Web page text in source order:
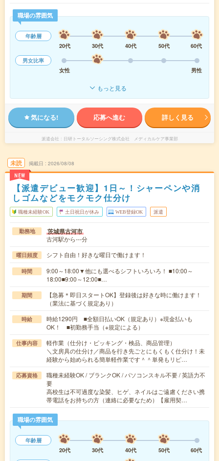
職場の雰囲気
年齢層
20代
30代 40代 50代
60代
男女比率
女性
男性
もっと見る
気になる! 応募へ進む 詳しく見る
派遣会社 日研トータルソーシング株式会社 メディカルケア事業部
未読
NEW
掲載日 2026/08/08
【派遣デビュー歓迎】1日～！シャーペンや消
しゴムなどをモクモク仕分け
職種未経験OK 土日祝日が休み WEB登録OK 派遣
勤務地 茨城県古河市
古河駅から---分
曜日頻度 シフト自由！好きな曜日で働けます！
時間
9:00～18:00▼他にも選べるシフトいろいろ！ ■10:00～
18:00■9:00～12:00■…
期間
【急募＊即日スタートOK】登録後は好きな時に働けます！
（業法に基づく規定あり）
時給
時給1290円 ■全額日払いOK（規定あり）※現金払いも
OK！ ■初勤務手当（※規定による）
仕事内容
軽作業（仕分け・ピッキング・検品、商品管理）
＼文房具の仕分け／商品を行き先ごとにもくもく仕分け！未
経験から始められる簡単軽作業です＾＾単発もリピ…
応募資格
職種未経験OK / ブランクOK / パソコンスキル不要 / 英語力不
要
高校生は不可過度な染髪、ヒゲ、ネイルはご遠慮ください携
帯電話をお持ちの方（連絡に必要なため）【雇用契…
職場の雰囲気
年齢層
20代
30代 40代 50代
60代